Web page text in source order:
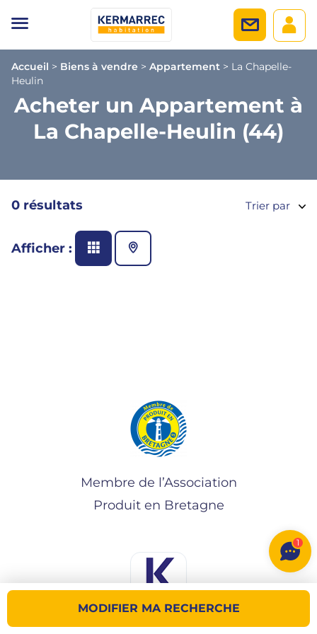
Accueil > Biens à vendre > Appartement > La Chapelle-
Heulin
Acheter un Appartement à
La Chapelle-Heulin (44)
MODIFIER MA RECHERCHE
0 résultats Trier par
Afficher :
Membre de l’Association
Produit en Bretagne
1